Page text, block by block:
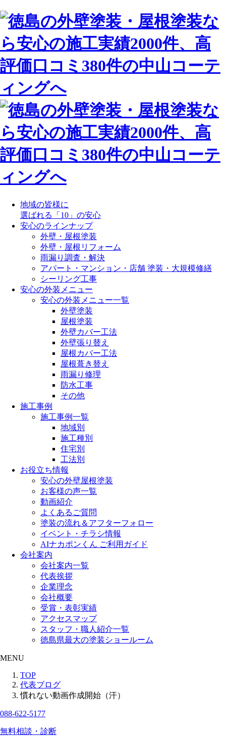
地域の皆様に
選ばれる「10」の安心
安心のラインナップ
外壁・屋根塗装
外壁・屋根リフォーム
雨漏り調査・解決
アパート・マンション・店舗 塗装・大規模修繕
シーリング工事
安心の外装メニュー
安心の外装メニュー一覧
外壁塗装
屋根塗装
外壁カバー工法
外壁張り替え
屋根カバー工法
屋根葺き替え
雨漏り修理
防水工事
その他
施工事例
施工事例一覧
地域別
施工種別
住宅別
工法別
お役立ち情報
安心の外壁屋根塗装
お客様の声一覧
動画紹介
よくあるご質問
塗装の流れ＆アフターフォロー
イベント・チラシ情報
AIナカポンくん ご利用ガイド
会社案内
会社案内一覧
代表挨拶
企業理念
会社概要
受賞・表彰実績
アクセスマップ
スタッフ・職人紹介一覧
徳島県最大の塗装ショールーム
MENU
TOP
代表ブログ
慣れない動画作成開始（汗）
088-622-5177
無料相談・診断